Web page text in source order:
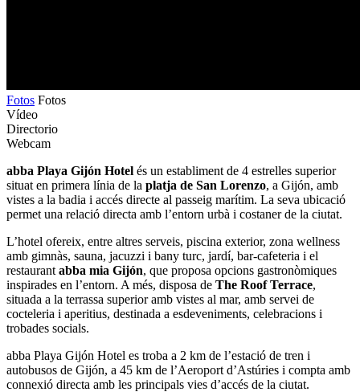
Fotos Fotos
Vídeo
Directorio
Webcam
abba Playa Gijón Hotel és un establiment de 4 estrelles superior
situat en primera línia de la platja de San Lorenzo, a Gijón, amb
vistes a la badia i accés directe al passeig marítim. La seva ubicació
permet una relació directa amb l’entorn urbà i costaner de la ciutat.
L’hotel ofereix, entre altres serveis, piscina exterior, zona wellness
amb gimnàs, sauna, jacuzzi i bany turc, jardí, bar-cafeteria i el
restaurant abba mia Gijón, que proposa opcions gastronòmiques
inspirades en l’entorn. A més, disposa de The Roof Terrace,
situada a la terrassa superior amb vistes al mar, amb servei de
cocteleria i aperitius, destinada a esdeveniments, celebracions i
trobades socials.
abba Playa Gijón Hotel es troba a 2 km de l’estació de tren i
autobusos de Gijón, a 45 km de l’Aeroport d’Astúries i compta amb
connexió directa amb les principals vies d’accés de la ciutat.